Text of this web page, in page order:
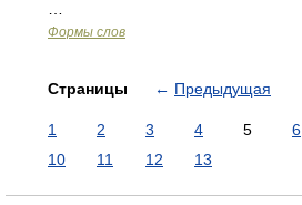
Формы слов
Страницы ← Предыдущая
1 2 3 4 5 6
10
11 12 13